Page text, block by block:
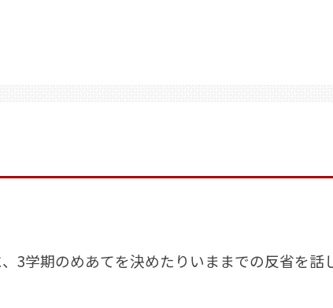
3学期のめあてを決めたりいままでの反省を話